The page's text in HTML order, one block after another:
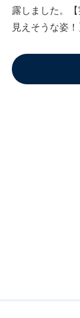
露しました。
見えそうな姿